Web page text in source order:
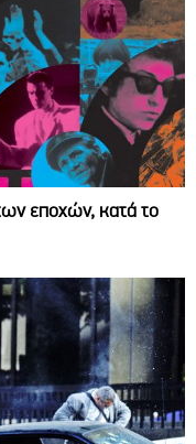
εποχών, κατά το